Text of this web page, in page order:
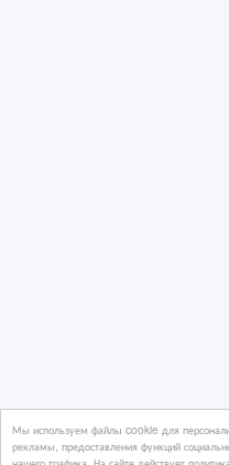
Мы используем файлы cookie для
рекламы, предоставления функций